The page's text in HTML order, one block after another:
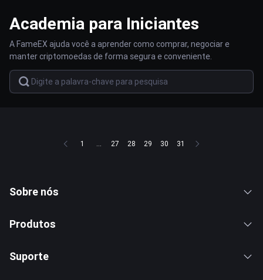
Academia para Iniciantes
A FameEX ajuda você a aprender como comprar, negociar e
manter criptomoedas de forma segura e conveniente.
1 ... 27 28 29 30 31
Sobre nós
Produtos
Suporte